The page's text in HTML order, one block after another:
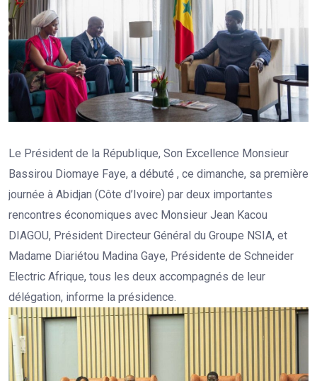
Le Président de la République, Son Excellence Monsieur
Bassirou Diomaye Faye, a débuté , ce dimanche, sa première
journée à Abidjan (Côte d’Ivoire) par deux importantes
rencontres économiques avec Monsieur Jean Kacou
DIAGOU, Président Directeur Général du Groupe NSIA, et
Madame Diariétou Madina Gaye, Présidente de Schneider
Electric Afrique, tous les deux accompagnés de leur
délégation, informe la présidence.